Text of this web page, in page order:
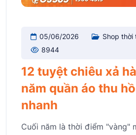
05/06/2026
Shop thời
8944
12 tuyệt chiêu xả
năm quần áo thu
nhanh
Cuối năm là thời điểm "vàng"